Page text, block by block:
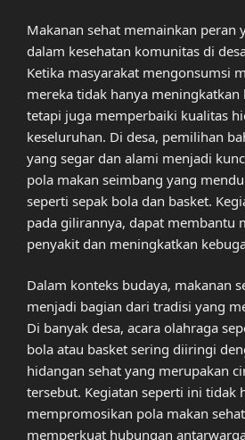
Makanan sehat memainkan peran
dalam kesehatan komunitas di
Ketika masyarakat mengonsumsi
mereka tidak hanya meningkatkan
tetapi juga memperbaiki kualitas
keseluruhan. Di desa, pemilihan
yang segar dan alami menjadi
pola makan seimbang yang
seperti sepak bola dan basket.
pada gilirannya, dapat membantu
penyakit dan meningkatkan
Dalam konteks budaya, makanan
menjadi bagian dari tradisi yang
Di banyak desa, acara olahraga
bola atau basket sering diiringi
hidangan sehat yang merupakan
tersebut. Kegiatan seperti ini tidak
mempromosikan pola makan
memperkuat hubungan